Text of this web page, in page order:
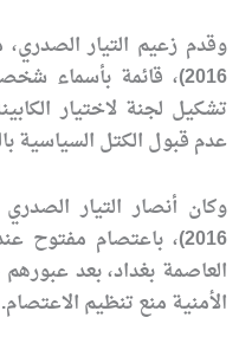
2016)، قائمة بأسماء
تشكيل لجنة لاختيار
عدم قبول الكتل السياسية
2016)، باعتصام
العاصمة بغداد، بعد
الأمنية منع تنظيم الاعتصام.